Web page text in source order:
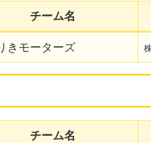
チーム名
きモーターズ
チーム名